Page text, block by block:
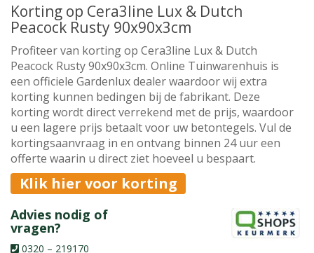
Korting op Cera3line Lux & Dutch
Peacock Rusty 90x90x3cm
Profiteer van korting op Cera3line Lux & Dutch
Peacock Rusty 90x90x3cm. Online Tuinwarenhuis is
een officiele Gardenlux dealer waardoor wij extra
korting kunnen bedingen bij de fabrikant. Deze
korting wordt direct verrekend met de prijs, waardoor
u een lagere prijs betaalt voor uw betontegels. Vul de
kortingsaanvraag in en ontvang binnen 24 uur een
offerte waarin u direct ziet hoeveel u bespaart.
Klik hier voor korting
Advies nodig of
vragen?
0320 – 219170